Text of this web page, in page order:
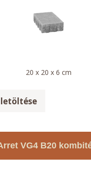
20 x 20 x 6 cm
VG4 B20